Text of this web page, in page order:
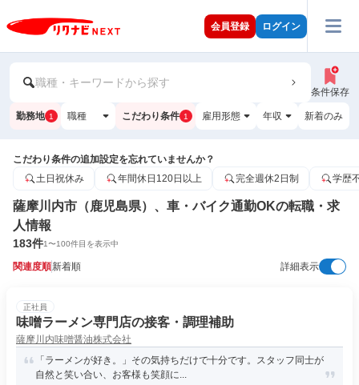
会員登録 ログイン
職種・キーワードから探す
条件保存
勤務地 1 職種 こだわり条件 1 雇用形態 年収 新着のみ
こだわり条件の追加設定を忘れていませんか？
土日祝休み
年間休日120日以上 完全週休2日制 学歴
薩摩川内市（鹿児島県）、車・バイク通勤OKの転職・求
人情報
183件1〜100件目を表示中
関連度順新着順 詳細表示
正社員
味噌ラーメン専門店の接客・調理補助
薩摩川内味噌醤油株式会社
「ラーメンが好き。」その気持ちだけで十分です。スタッフ同士が
自然と笑い合い、お客様も笑顔に...